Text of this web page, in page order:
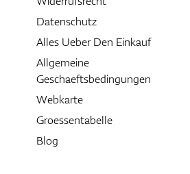
Datenschutz
Alles Ueber Den Einkauf
Allgemeine
Geschaeftsbedingungen
Webkarte
Groessentabelle
Blog